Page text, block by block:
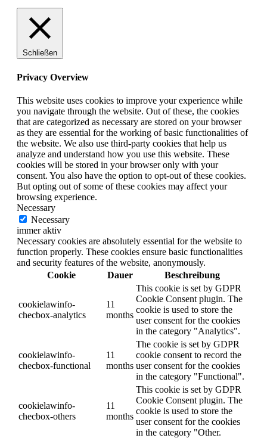
Schließen
Privacy Overview
This website uses cookies to improve your experience while
you navigate through the website. Out of these, the cookies
that are categorized as necessary are stored on your browser
as they are essential for the working of basic functionalities of
the website. We also use third-party cookies that help us
analyze and understand how you use this website. These
cookies will be stored in your browser only with your
consent. You also have the option to opt-out of these cookies.
But opting out of some of these cookies may affect your
browsing experience.
Necessary
Necessary
immer aktiv
Necessary cookies are absolutely essential for the website to
function properly. These cookies ensure basic functionalities
and security features of the website, anonymously.
Cookie
Dauer Beschreibung
cookielawinfo-
checbox-analytics
11
months
This cookie is set by GDPR
Cookie Consent plugin. The
cookie is used to store the
user consent for the cookies
in the category "Analytics".
cookielawinfo-
checbox-functional
11
months
The cookie is set by GDPR
cookie consent to record the
user consent for the cookies
in the category "Functional".
cookielawinfo-
checbox-others
11
months
This cookie is set by GDPR
Cookie Consent plugin. The
cookie is used to store the
user consent for the cookies
in the category "Other.